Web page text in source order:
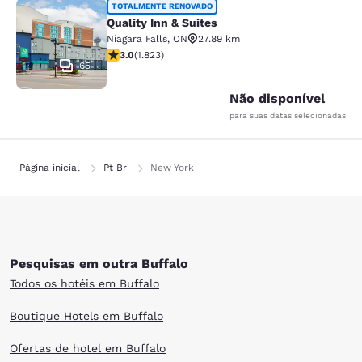
Quality Inn & Suites
65
TOTALMENTE RENOVADO
Quality Inn & Suites
Niagara Falls, ON
27.89 km
classificação 2.96 estrelas. Razoável. 1823 avaliações
3.0(1.823)
Não disponível
para suas datas selecionadas
Página inicial Pt Br New York
Pesquisas em outra Buffalo
Todos os hotéis em Buffalo
Boutique Hotels em Buffalo
Ofertas de hotel em Buffalo